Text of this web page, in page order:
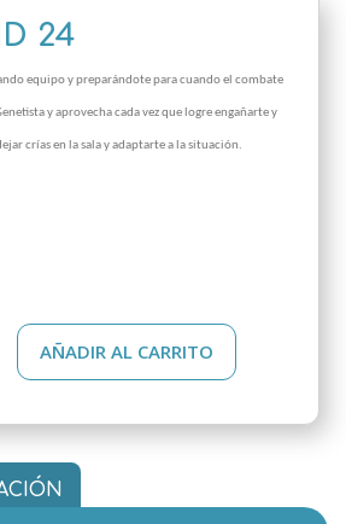
24
equipo y preparándote para cuando el combate
y aprovecha cada vez que logre engañarte y
crías en la sala y adaptarte a la situación.
AÑADIR AL CARRITO